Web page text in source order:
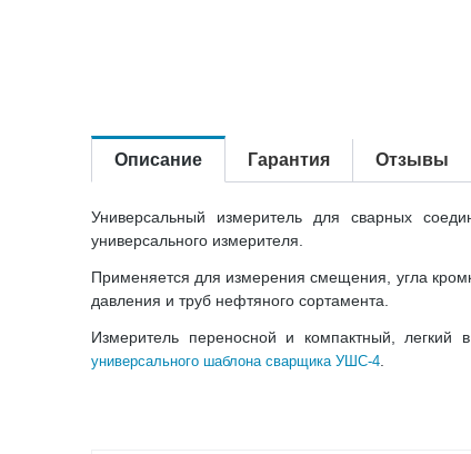
Описание Гарантия Отзывы
Универсальный измеритель для сварных
универсального измерителя.
Применяется для измерения смещения, угла
давления и труб нефтяного сортамента.
Измеритель переносной и компактный,
универсального шаблона сварщика УШС-4